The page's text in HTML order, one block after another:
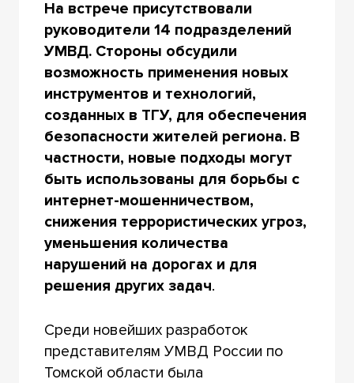
На встрече присутствовали
руководители 14 подразделений
УМВД. Стороны обсудили
возможность применения новых
инструментов и технологий,
созданных в ТГУ, для обеспечения
безопасности жителей региона. В
частности, новые подходы могут
быть использованы для борьбы с
интернет-мошенничеством,
снижения террористических угроз,
уменьшения количества
нарушений на дорогах и для
решения других задач.
Среди новейших разработок
представителям УМВД России по
Томской области была